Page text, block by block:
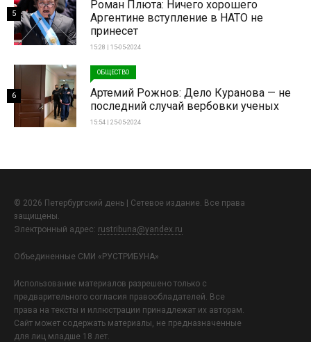
Роман Плюта: Ничего хорошего
Аргентине вступление в НАТО не
принесет
15:28 | 15-05-2024
5
ОБЩЕСТВО
Артемий Рожнов: Дело Куранова — не
последний случай вербовки ученых
15:54 | 25-05-2024
6
© 2026 Петербургский день | Сетевое издание. Все права
защищены.
Электронный адрес: rustribuna@yandex.ru
Объединенные СМИ «РУСТРИБУНА»
Использование материалов разрешено только с
предварительного согласия правообладателей. Все
права на тексты и иллюстрации принадлежат их авторам.
Сайт может содержать материалы, не предназначенные
для лиц младше 18 лет.